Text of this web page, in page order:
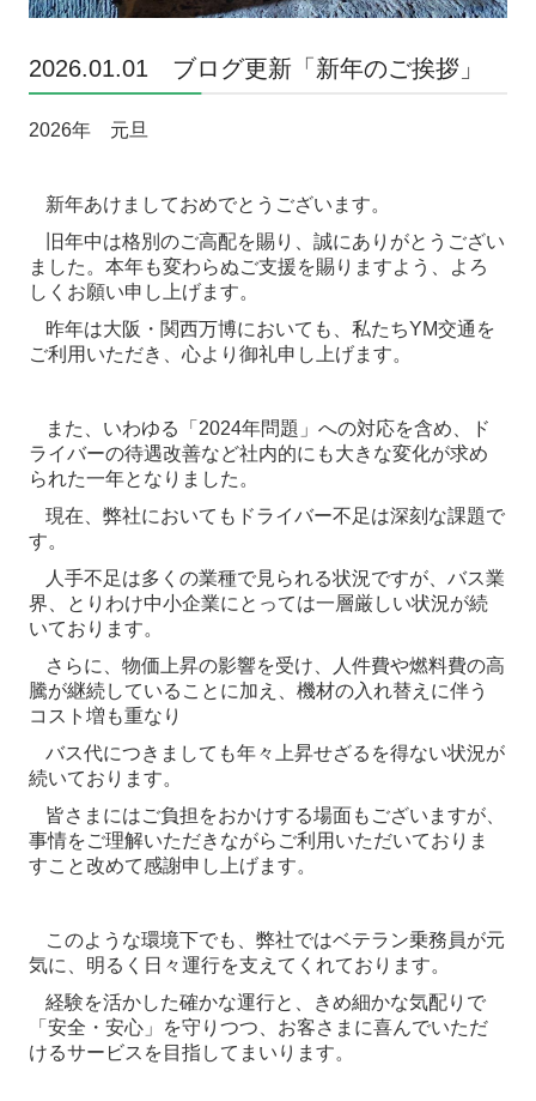
2026.01.01 ブログ更新「新年のご挨拶」
2026年 元旦
新年あけましておめでとうございます。
旧年中は格別のご高配を賜り、誠にありがとうござい
ました。本年も変わらぬご支援を賜りますよう、よろ
しくお願い申し上げます。
昨年は大阪・関西万博においても、私たちYM交通を
ご利用いただき、心より御礼申し上げます。
また、いわゆる「2024年問題」への対応を含め、ド
ライバーの待遇改善など社内的にも大きな変化が求め
られた一年となりました。
現在、弊社においてもドライバー不足は深刻な課題で
す。
人手不足は多くの業種で見られる状況ですが、バス業
界、とりわけ中小企業にとっては一層厳しい状況が続
いております。
さらに、物価上昇の影響を受け、人件費や燃料費の高
騰が継続していることに加え、機材の入れ替えに伴う
コスト増も重なり
バス代につきましても年々上昇せざるを得ない状況が
続いております。
皆さまにはご負担をおかけする場面もございますが、
事情をご理解いただきながらご利用いただいておりま
すこと改めて感謝申し上げます。
このような環境下でも、弊社ではベテラン乗務員が元
気に、明るく日々運行を支えてくれております。
経験を活かした確かな運行と、きめ細かな気配りで
「安全・安心」を守りつつ、お客さまに喜んでいただ
けるサービスを目指してまいります。